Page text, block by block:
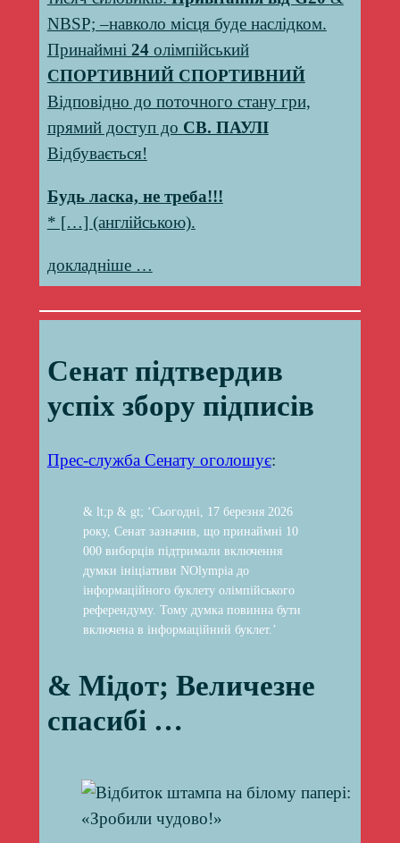
NBSP; –навколо місця буде наслідком.
Принаймні 24 олімпійський
СПОРТИВНИЙ СПОРТИВНИЙ
Відповідно до поточного стану гри,
прямий доступ до СВ. ПАУЛІ
Відбувається!
Будь ласка, не треба!!!
* […] (англійською).
докладніше …
Сенат підтвердив
успіх збору підписів
Прес-служба Сенату оголошує:
& lt;p & gt; ‘Сьогодні, 17 березня 2026
року, Сенат зазначив, що принаймні 10
000 виборців підтримали включення
думки ініціативи NOlympia до
інформаційного буклету олімпійського
референдуму. Тому думка повинна бути
включена в інформаційний буклет.’
& Мідот; Величезне
спасибі …